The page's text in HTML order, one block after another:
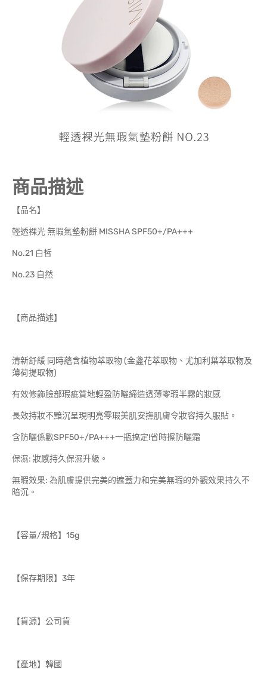
商品描述
【品名】
輕透裸光 無瑕氣墊粉餅 MISSHA SPF50+/PA+++
No.21 白皙
No.23 自然
【商品描述】
清新舒緩 同時蘊含植物萃取物 (金盞花萃取物、尤加利葉萃取物及
薄荷提取物)
有效修飾臉部瑕疵質地輕盈防曬締造透薄零瑕半霧的妝感
長效持妝不黯沉呈現明亮零瑕美肌安撫肌膚令妝容持久服貼。
含防曬係數SPF50+/PA+++一瓶搞定!省時擦防曬霜
保濕: 妝感持久保濕升級。
無暇效果: 為肌膚提供完美的遮蓋力和完美無瑕的外觀效果持久不
暗沉。
【容量/規格】15g
【保存期限】3年
【貨源】公司貨
【產地】韓國